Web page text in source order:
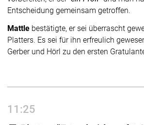
Entscheidung gemeinsam getroffen.
Mattle bestätigte, er sei überrascht
Platters. Es sei für ihn erfreulich
Gerber und Hörl zu den ersten
11:25